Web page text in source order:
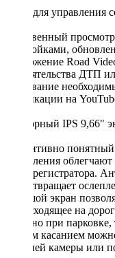
Wi-Fi для управления
Мгновенный
настройками,
приложение Road
обстоятельства ДТП
скачивание
публикации на
Сенсорный IPS 9,66"
Интуитивно
управления
видеорегистратора.
предотвращает
Большой экран
происходящее на
полезно при
Одним касанием
и задней камеры или